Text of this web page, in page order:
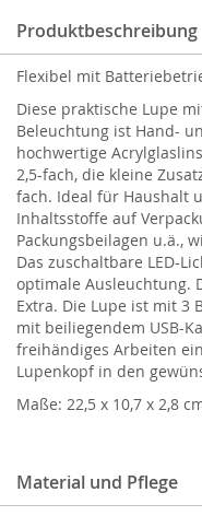
Produktbeschreibung
Material und Pflege
Flexibel mit
Diese praktische Lupe
Beleuchtung ist Hand-
hochwertige
2,5-fach, die kleine
fach. Ideal für Haushalt
Inhaltsstoffe auf
Packungsbeilagen u.ä.,
Das zuschaltbare LED-
optimale Ausleuchtung.
Extra. Die Lupe ist mit 3
mit beiliegendem USB-
freihändiges Arbeiten
Lupenkopf in den
Maße: 22,5 x 10,7 x 2,8